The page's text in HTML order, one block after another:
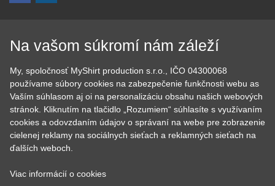
KONTAKT
MyShirt production s.r.o.
+420 606 105 375
info@myshirt.cz
Podhorská 752/50
46601 Jablonec nad Nisou, Česko
Na vašom súkromí nám záleží
My, spoločnosť MyShirt production s.r.o., IČO 04300068
používame súbory cookies na zabezpečenie funkčnosti webu as
Vaším súhlasom aj oi na personalizáciu obsahu našich webových
stránok. Kliknutím na tlačidlo „Rozumiem“ súhlasíte s využívaním
cookies a odovzdaním údajov o správaní na webe pre zobrazenie
cielenej reklamy na sociálnych sieťach a reklamných sieťach na
ďalších weboch.
Viac informácií o cookies